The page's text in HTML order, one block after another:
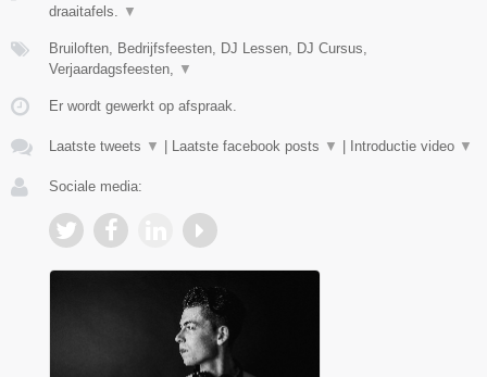
draaitafels.
▼
Bruiloften, Bedrijfsfeesten, DJ Lessen, DJ Cursus,
Verjaardagsfeesten,
▼
Er wordt gewerkt op afspraak.
Laatste tweets ▼ Laatste facebook posts ▼ Introductie video ▼
Sociale media: